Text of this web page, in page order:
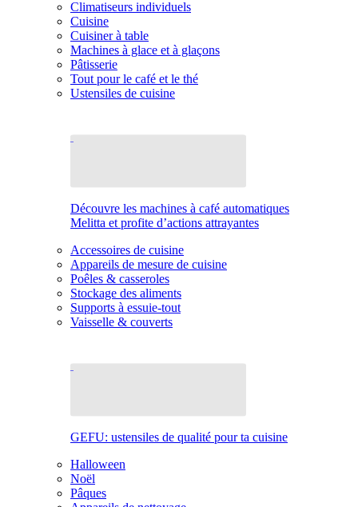
Climatiseurs individuels
Cuisine
Cuisiner à table
Machines à glace et à glaçons
Pâtisserie
Tout pour le café et le thé
Ustensiles de cuisine
Découvre les machines à café automatiques
Melitta et profite d’actions attrayantes
Accessoires de cuisine
Appareils de mesure de cuisine
Poêles & casseroles
Stockage des aliments
Supports à essuie-tout
Vaisselle & couverts
GEFU: ustensiles de qualité pour ta cuisine
Halloween
Noël
Pâques